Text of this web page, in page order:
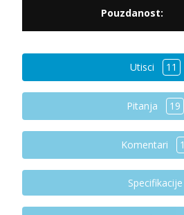
Pouzdanost:
Utisci 11
Pitanja 19
Komentari 1
Specifikacije